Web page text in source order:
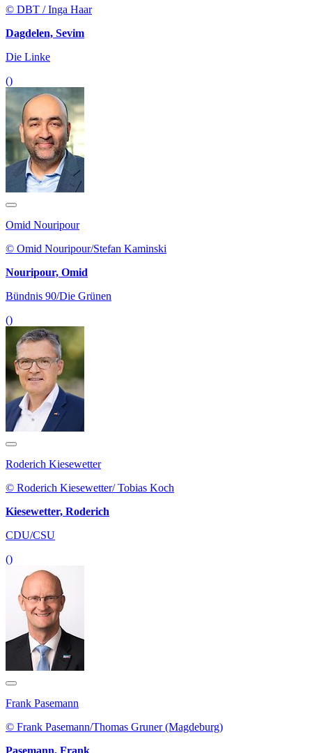
© DBT / Inga Haar
Dagdelen, Sevim
Die Linke
()
Omid Nouripour
© Omid Nouripour/Stefan Kaminski
Nouripour, Omid
Bündnis 90/Die Grünen
()
Roderich Kiesewetter
© Roderich Kiesewetter/ Tobias Koch
Kiesewetter, Roderich
CDU/CSU
()
Frank Pasemann
© Frank Pasemann/Thomas Gruner (Magdeburg)
Pasemann, Frank